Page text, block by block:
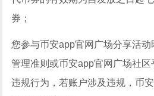
券；
您参与币安app官网广场分享活
管理准则或币安app官网广场社
违规行为，若账户涉及违规，币